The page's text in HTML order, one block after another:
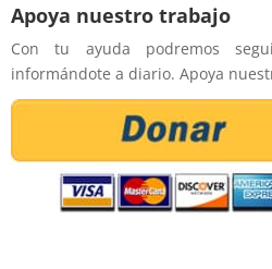
Apoya nuestro trabajo
Con tu ayuda podremos
informándote a diario. Apoya